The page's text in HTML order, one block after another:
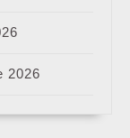
2026